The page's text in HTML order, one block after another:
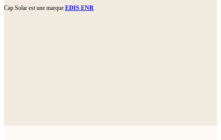
Cap.Solar est une marque EDIS ENR